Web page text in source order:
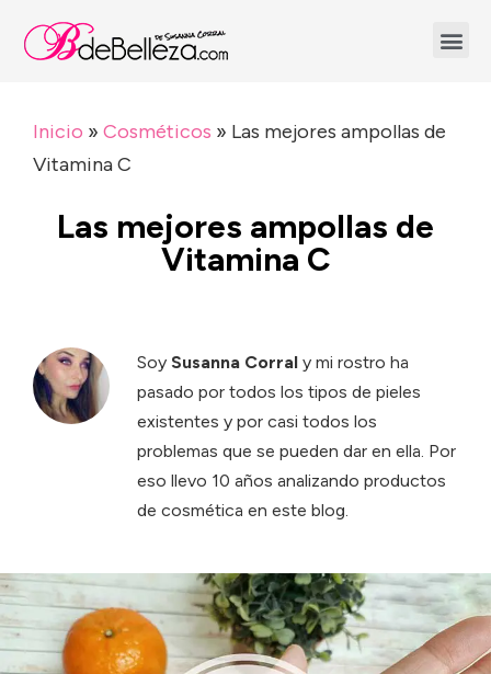
Inicio » Cosméticos » Las mejores ampollas de
Vitamina C
Las mejores ampollas de
Vitamina C
Soy Susanna Corral y mi rostro ha
pasado por todos los tipos de pieles
existentes y por casi todos los
problemas que se pueden dar en ella. Por
eso llevo 10 años analizando productos
de cosmética en este blog.